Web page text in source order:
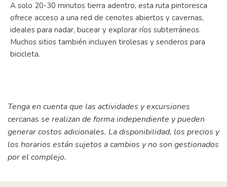
A solo 20-30 minutos tierra adentro, esta ruta pintoresca
ofrece acceso a una red de cenotes abiertos y cavernas,
ideales para nadar, bucear y explorar ríos subterráneos.
Muchos sitios también incluyen tirolesas y senderos para
bicicleta.
Tenga en cuenta que las actividades y excursiones
cercanas se realizan de forma independiente y pueden
generar costos adicionales. La disponibilidad, los precios y
los horarios están sujetos a cambios y no son gestionados
por el complejo.